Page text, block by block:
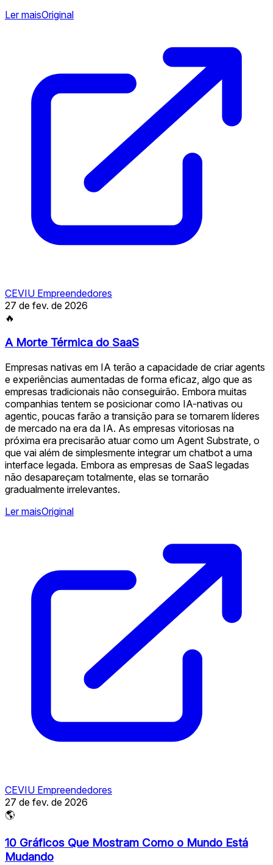
Ler maisOriginal
CEVIU Empreendedores
27 de fev. de 2026
🔥
A Morte Térmica do SaaS
Empresas nativas em IA terão a capacidade de criar agents
e experiências aumentadas de forma eficaz, algo que as
empresas tradicionais não conseguirão. Embora muitas
companhias tentem se posicionar como IA-nativas ou
agentic, poucas farão a transição para se tornarem líderes
de mercado na era da IA. As empresas vitoriosas na
próxima era precisarão atuar como um Agent Substrate, o
que vai além de simplesmente integrar um chatbot a uma
interface legada. Embora as empresas de SaaS legadas
não desapareçam totalmente, elas se tornarão
gradualmente irrelevantes.
Ler maisOriginal
CEVIU Empreendedores
27 de fev. de 2026
🌎
10 Gráficos Que Mostram Como o Mundo Está
Mudando